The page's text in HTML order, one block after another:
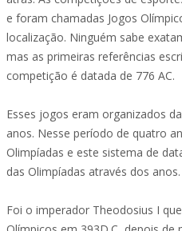
e foram chamadas Jogos
localização. Ninguém sabe
mas as primeiras referências
competição é datada de 776 AC.
Esses jogos eram organizados
anos. Nesse período de quatro
Olimpíadas e este sistema de
das Olimpíadas através dos anos.
Foi o imperador Theodosius I